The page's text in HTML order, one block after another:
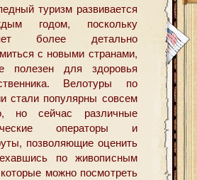
туризм развивается
годом, поскольку
более детально
с новыми странами,
полезен для здоровья
Велотуры по
стали популярны совсем
но сейчас различные
операторы и
позволяющие оценить
по живописным
можно посмотреть